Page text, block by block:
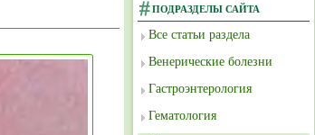
ПОДРАЗДЕЛЫ САЙТА
Все статьи раздела
Венерические болезни
Гастроэнтерология
Гематология